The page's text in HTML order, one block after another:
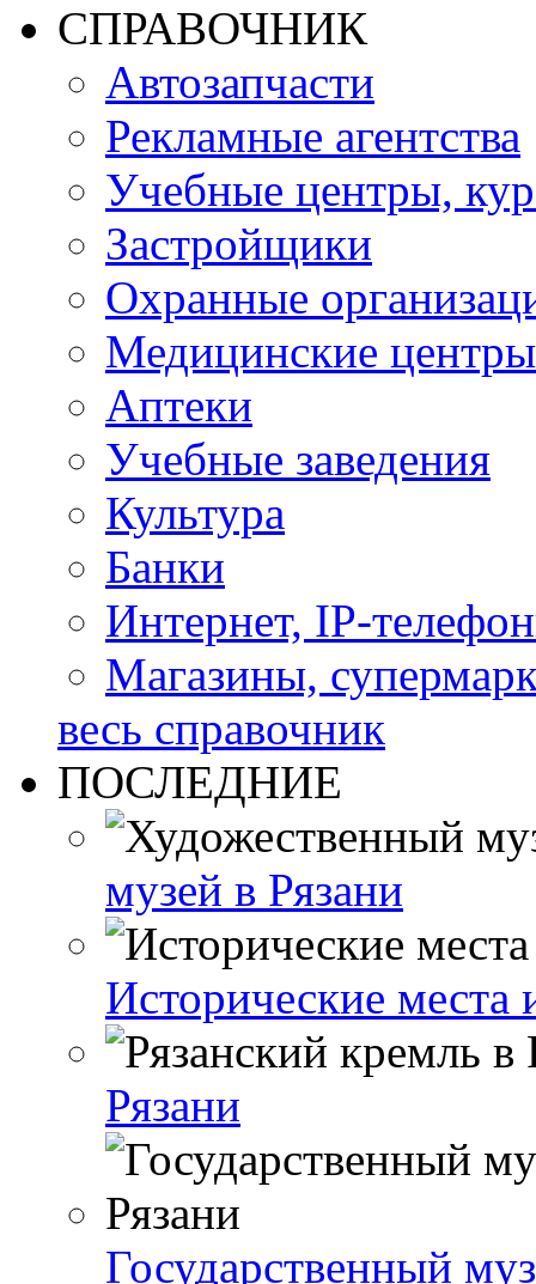
СПРАВОЧНИК
Автозапчасти
Рекламные агентства
Учебные центры,
Застройщики
Охранные
Медицинские центры
Аптеки
Учебные заведения
Культура
Банки
Интернет, IP-
Магазины,
весь справочник
ПОСЛЕДНИЕ
музей в Рязани
Исторические места
Рязани
Государственный